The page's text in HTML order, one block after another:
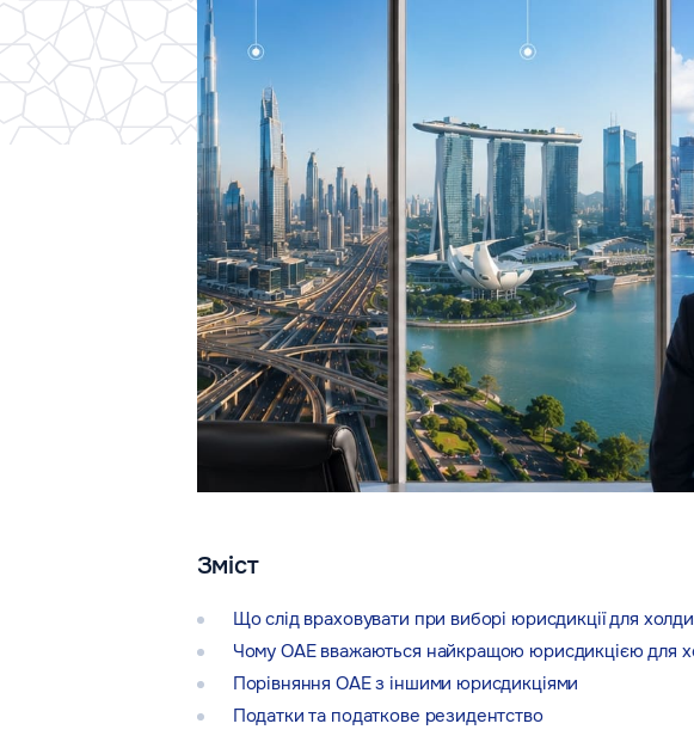
Зміст
Що слід враховувати при виборі юрисдикції для
Чому ОАЕ вважаються найкращою юрисдикцією для
Порівняння ОАЕ з іншими юрисдикціями
Податки та податкове резидентство